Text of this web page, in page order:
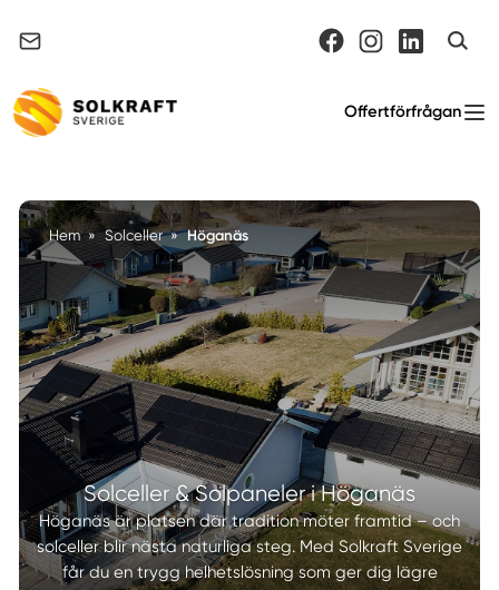
Offertförfrågan
Hem » Solceller » Höganäs
Solceller & Solpaneler i Höganäs
Höganäs är platsen där tradition möter framtid – och
solceller blir nästa naturliga steg. Med Solkraft Sverige
får du en trygg helhetslösning som ger dig lägre